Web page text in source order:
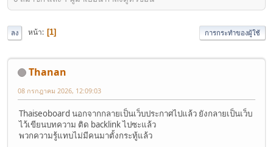
ลง หน้า 1 การกระทำของผู้ใช้
Thanan
08 กรกฎาคม 2026, 12:09:03
Thaiseoboard นอกจากกลายเป็นเว็บประกาศไปแล้ว ยังกลายเป็นเว็บ
ไว้เขียนบทความ ติด backlink ไปซะแล้ว
พวกความรู้แทบไม่มีคนมาตั้งกระทู้แล้ว